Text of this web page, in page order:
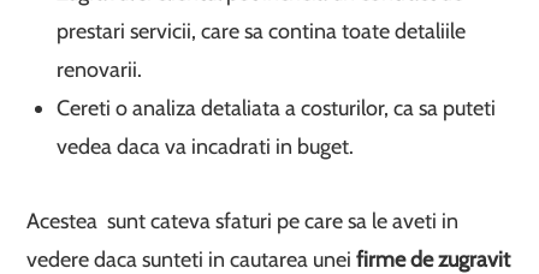
prestari servicii, care sa contina toate detaliile
renovarii.
Cereti o analiza detaliata a costurilor, ca sa puteti
vedea daca va incadrati in buget.
Acestea sunt cateva sfaturi pe care sa le aveti in
vedere daca sunteti in cautarea uneifirme de zugravit